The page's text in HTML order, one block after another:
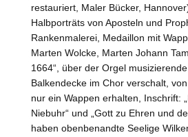
restauriert, Maler Bücker, Hannover
Halbporträts von Aposteln und
Rankenmalerei, Medaillon mit
Marten Wolcke, Marten Johann
1664“, über der Orgel
Balkendecke im Chor verschalt,
nur ein Wappen erhalten, Inschrift:
Niebuhr“ und „Gott zu Ehren und
haben obenbenandte Seelige